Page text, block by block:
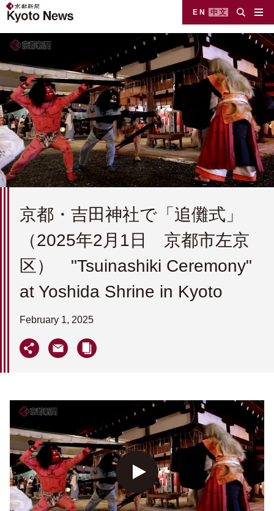
EN 中文
京都・吉田神社で「追儺式」
（2025年2月1日 京都市左京
区） "Tsuinashiki Ceremony"
at Yoshida Shrine in Kyoto
February 1, 2025